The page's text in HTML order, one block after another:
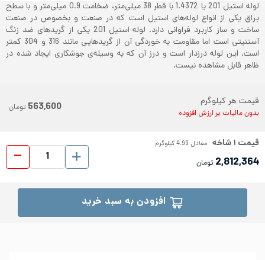
لوله استیل 201 یا 1.4372 با قطر 38 میلی‌متر، ضخامت 0.9 میلی‌متر و با سطح
براق یکی از انواع لوله‌های استیل است که در صنعت و بخصوص در صنعت
ساخت و ساز کاربرد فراوانی دارد. لوله استیل 201 یکی از گریدهای ضد زنگ
آستنیتی است اما مقاومت به خوردگی آن از گریدهایی مانند 316 و 304 کمتر
است. این لوله درزدار است و درز آن که به وسیله‌ی جوشکاری ایجاد شده در
ظاهر قابل مشاهده نیست.
قیمت هر کیلوگرم
بدون مالیات بر ارزش افزوده 563,600 تومان
قیمت ۱شاخه معادل 4.99کیلوگرم
2,812,364 تومان
افزودن به سبد خرید